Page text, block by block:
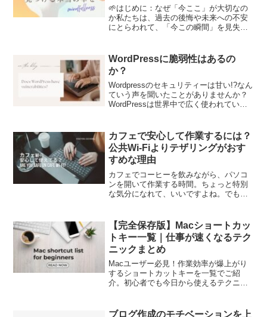
🌱はじめに：なぜ「今ここ」が大切なの
か私たちは、過去の後悔や未来への不安
にとらわれて、「今この瞬間」を見失い
しません。この考え方は、スピリチュア
ル思想だけでなく、心理学...
WordPressに脆弱性はあるの
か？
Wordpressのセキュリティーは甘い!?なん
ていう声を聞いたことがありませんか？
WordPressは世界中で広く使われている
になることも多いです。WordPres...
カフェで安心して作業するには？
公共Wi-Fiよりテザリングがおす
すめな理由
カフェでコーヒーを飲みながら、パソコ
ンを開いて作業する時間。ちょっと特別
な気分になれて、いいですよね。でも、
と。カフェの無料Wi-Fiをそのまま使うの
は便利ですが、じ...
【完全保存版】Macショートカッ
トキー一覧｜仕事が速くなるテク
ニックまとめ
Macユーザー必見！作業効率が爆上がり
するショートカットキーを一覧でご紹
介。初心者でも今日から使えるテクニッ
よく操作したい人 ショートカットを覚え
ブログ作成のモチベーションを上